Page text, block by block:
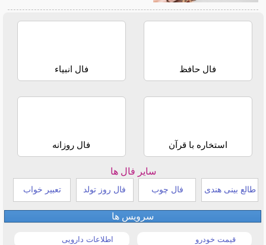
فال حافظ فال انبیاء
استخاره با قرآن فال روزانه
سایر فال ها
طالع بینی هندی فال چوب فال روز تولد تعبیر خواب
سرویس ها
قیمت خودرو اطلاعات دارویی